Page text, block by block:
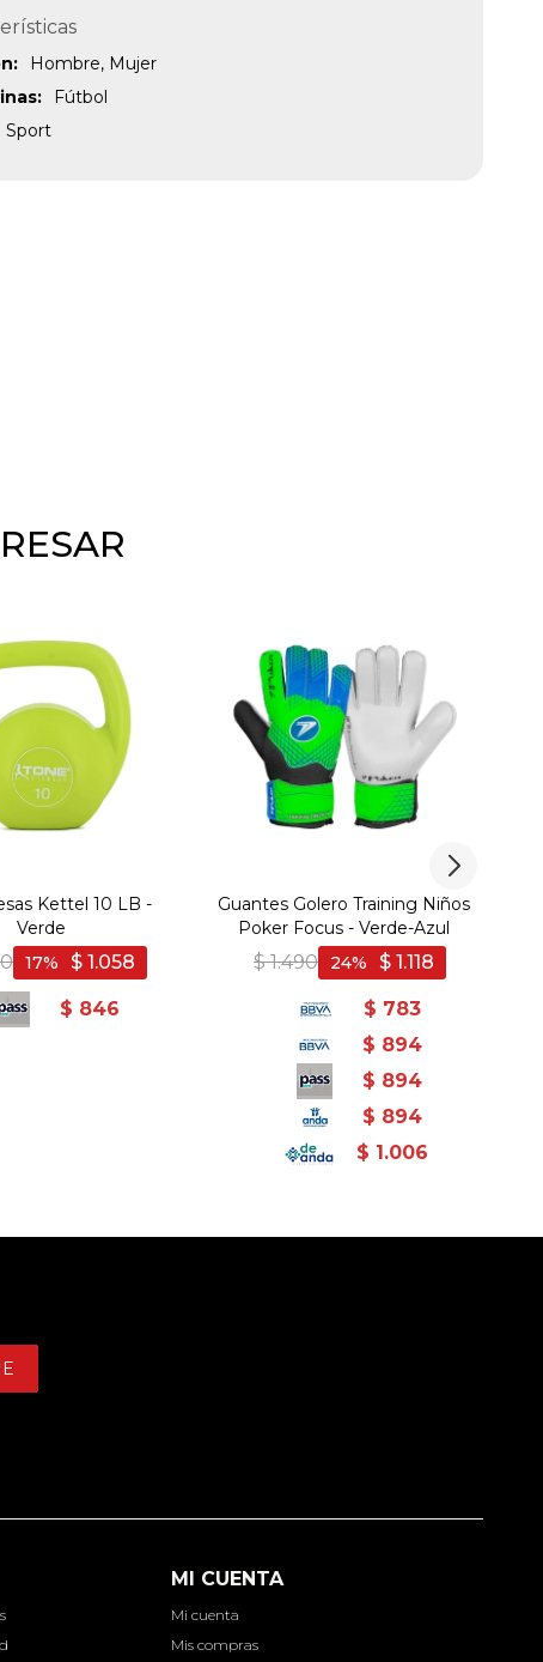
Hombre, Mujer
Fútbol
Sport
Kettel 10 LB -
Verde
$ 1.058
17
$ 846
Guantes Golero Training Niños
Poker Focus - Verde-Azul
$ 1.490 $ 1.118
24
$ 783
$ 894
$ 894
$ 894
$ 1.006
MI CUENTA
Mi cuenta
Mis compras